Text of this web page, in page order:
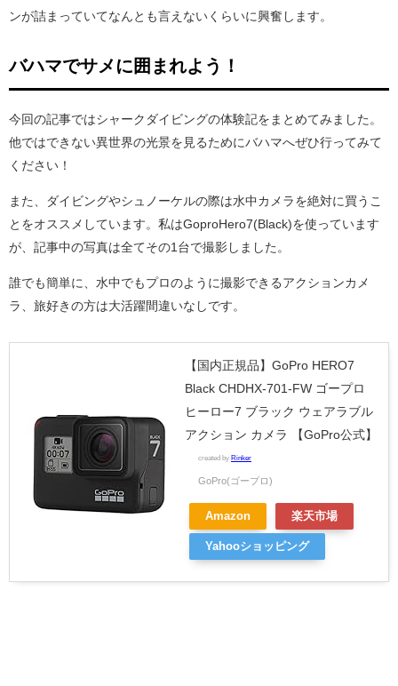
ンが詰まっていてなんとも言えないくらいに興奮します。
バハマでサメに囲まれよう！
今回の記事ではシャークダイビングの体験記をまとめてみました。
他ではできない異世界の光景を見るためにバハマへぜひ行ってみて
ください！
また、ダイビングやシュノーケルの際は水中カメラを絶対に買うこ
とをオススメしています。私はGoproHero7(Black)を使っています
が、記事中の写真は全てその1台で撮影しました。
誰でも簡単に、水中でもプロのように撮影できるアクションカメ
ラ、旅好きの方は大活躍間違いなしです。
【国内正規品】GoPro HERO7
Black CHDHX-701-FW ゴープロ
ヒーロー7 ブラック ウェアラブル
アクション カメラ 【GoPro公式】
created by Rinker
GoPro(ゴープロ)
Amazon 楽天市場
Yahooショッピング